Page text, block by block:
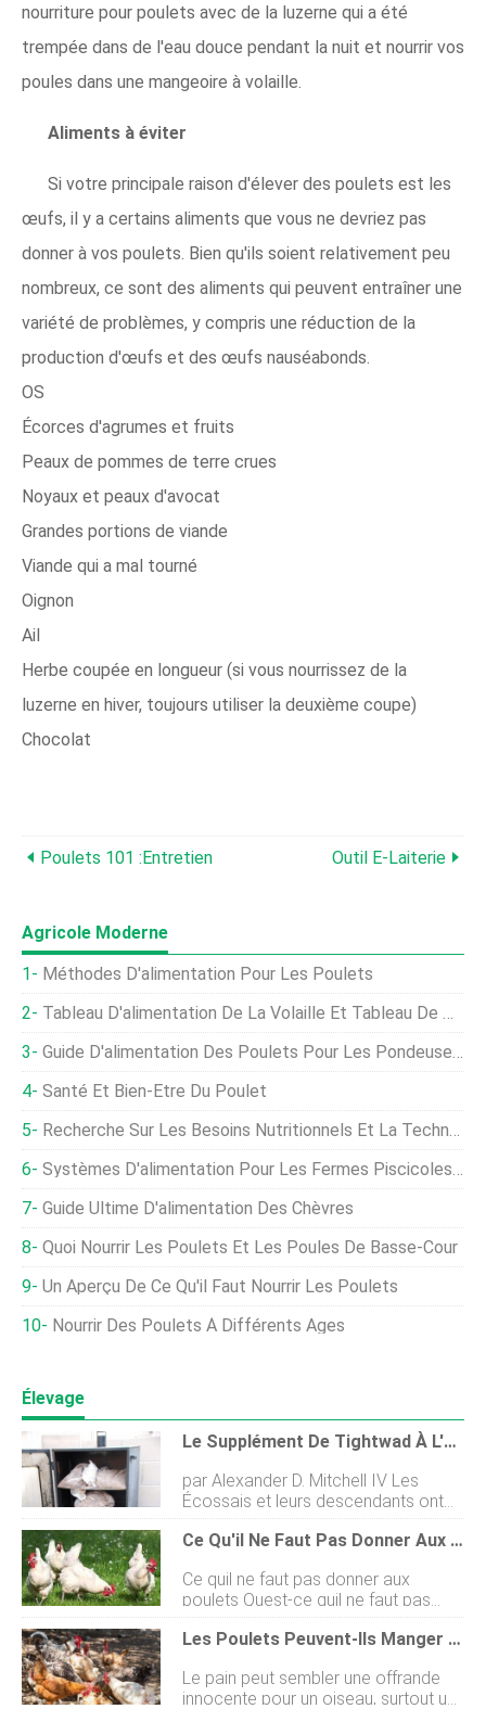
nourriture pour poulets avec de la luzerne qui a été
trempée dans de l'eau douce pendant la nuit et nourrir vos
poules dans une mangeoire à volaille.
Aliments à éviter
Si votre principale raison d'élever des poulets est les
œufs, il y a certains aliments que vous ne devriez pas
donner à vos poulets. Bien qu'ils soient relativement peu
nombreux, ce sont des aliments qui peuvent entraîner une
variété de problèmes, y compris une réduction de la
production d'œufs et des œufs nauséabonds.
OS
Écorces d'agrumes et fruits
Peaux de pommes de terre crues
Noyaux et peaux d'avocat
Grandes portions de viande
Viande qui a mal tourné
Oignon
Ail
Herbe coupée en longueur (si vous nourrissez de la
luzerne en hiver, toujours utiliser la deuxième coupe)
Chocolat
Poulets 101 :Entretien Outil E-Laiterie
Agricole Moderne
Méthodes D'alimentation Pour Les Poulets
Tableau D'alimentation De La Volaille Et Tableau De Poids
Guide D'alimentation Des Poulets Pour Les Pondeuses Et Les Poulets De Chair
Santé Et Bien-Être Du Poulet
Recherche Sur Les Besoins Nutritionnels Et La Technologie Alimentaire Des Poissons Mandarins
Systèmes D'alimentation Pour Les Fermes Piscicoles Et RAS
Guide Ultime D'alimentation Des Chèvres
Quoi Nourrir Les Poulets Et Les Poules De Basse-Cour
Un Aperçu De Ce Qu'il Faut Nourrir Les Poulets
Nourrir Des Poulets À Différents Âges
Élevage
Le Supplément De Tightwad À L'alimentation Et Aux Soins Des Poulets
par Alexander D. Mitchell IV Les
Écossais et leurs descendants ont
une réputation bien méritée de
frugalité. Et comme le troupeau de
femme continuait de sagrandir, jai
trouvé prudent de trouver des
moyens économes de rendre nos
poulets plus heureux. Une technique
qui a connu un certain gain de
popularité ces derniers temps
Ce Qu'il Ne Faut Pas Donner Aux Poulets
Ce quil ne faut pas donner aux
poulets Quest-ce quil ne faut pas
donner aux poulets ? Le fait que les
poulets soient des animaux
doivent manger tout ce qui leur
arrive. Tout comme les humains, il y a
Les Poulets Peuvent-Ils Manger Du Pain ? [Types, Nutrition Et Préoccupations]
Le pain peut sembler une offrande
innocente pour un oiseau, surtout un